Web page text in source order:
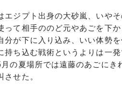
ジプト出身の大砂嵐、いやそ
て相手ののど元やあごを下
が下に入り込み、いい体勢
ち込む戦術というよりは一
の夏場所では遠藤のあごにき
せた。